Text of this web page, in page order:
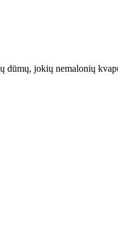
dūmų, jokių nemalonių